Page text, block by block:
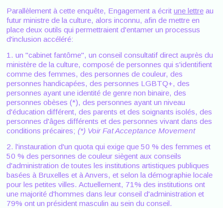
Parallèlement à cette enquête, Engagement a écrit une lettreau
futur ministre de la culture, alors inconnu, afin de mettre en
place deux outils qui permettraient d'entamer un processus
d'inclusion accéléré:
1. un "cabinet fantôme", un conseil consultatif direct auprès du
ministère de la culture, composé de personnes qui s'identifient
comme des femmes, des personnes de couleur, des
personnes handicapées, des personnes LGBTQ+, des
personnes ayant une identité de genre non binaire, des
personnes obèses (*), des personnes ayant un niveau
d'éducation différent, des parents et des soignants isolés, des
personnes d'âges différents et des personnes vivant dans des
conditions précaires; (*) VoirFat Acceptance Movement
2. l'instauration d'un quota qui exige que 50 % des femmes et
50 % des personnes de couleur siègent aux conseils
d'administration de toutes les institutions artistiques publiques
basées à Bruxelles et à Anvers, et selon la démographie locale
pour les petites villes. Actuellement, 71% des institutions ont
une majorité d'hommes dans leur conseil d'administration et
79% ont un président masculin au sein du conseil.